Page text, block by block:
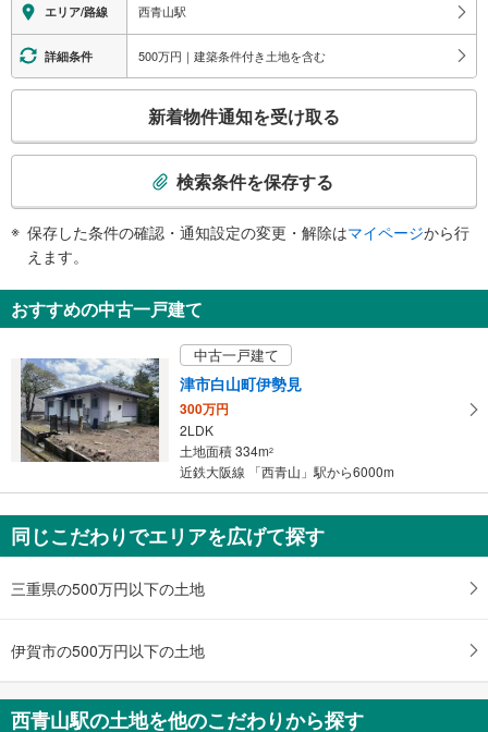
エリア/路線 西青山駅
詳細条件 500万円｜建築条件付き土地を含む
検
知
を
け
取
る
・
条
マ
イ
ペ
に
存
す
新着物件通知を受け取る
検索条件を保存する
保存した条件の確認・通知設定の変更・解除はマイページから行
えます。
おすすめの中古一戸建て
中古一戸建て
津市白山町伊勢見
300万円
2LDK
土地面積 334m2
近鉄大阪線 「西青山」駅から6000m
同じこだわりでエリアを広げて探す
三重県の500万円以下の土地
伊賀市の500万円以下の土地
西青山駅の土地を他のこだわりから探す